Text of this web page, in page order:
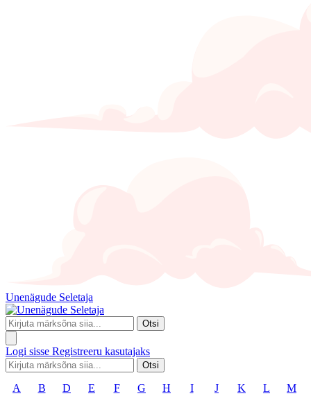
Unenägude Seletaja
Otsi
Logi sisse Registreeru kasutajaks
Otsi
A B D E F G H I J K L M